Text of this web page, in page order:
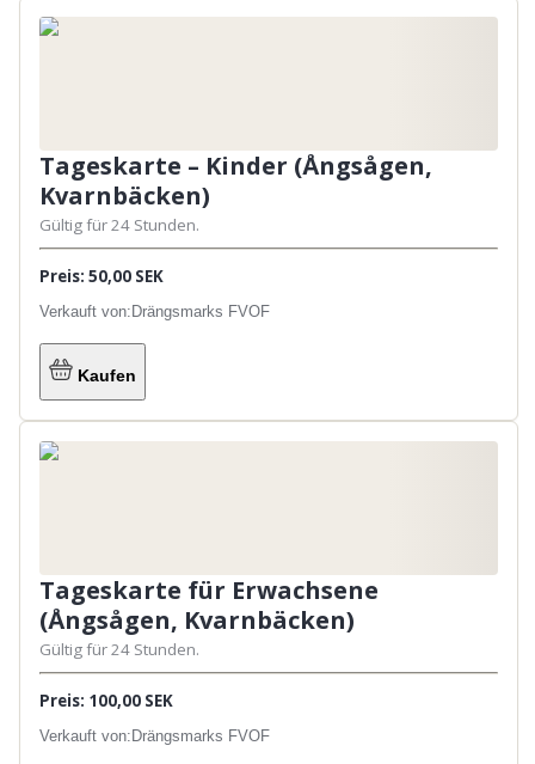
Tageskarte – Kinder (Ångsågen,
Kvarnbäcken)
Gültig für 24 Stunden.
Preis: 50,00 SEK
Verkauft von: Drängsmarks FVOF
Kaufen
Tageskarte für Erwachsene
(Ångsågen, Kvarnbäcken)
Gültig für 24 Stunden.
Preis: 100,00 SEK
Verkauft von: Drängsmarks FVOF